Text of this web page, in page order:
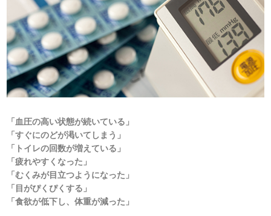
「血圧の高い状態が続いている」
「すぐにのどが渇いてしまう」
「トイレの回数が増えている」
「疲れやすくなった」
「むくみが目立つようになった」
「目がぴくぴくする」
「食欲が低下し、体重が減った」